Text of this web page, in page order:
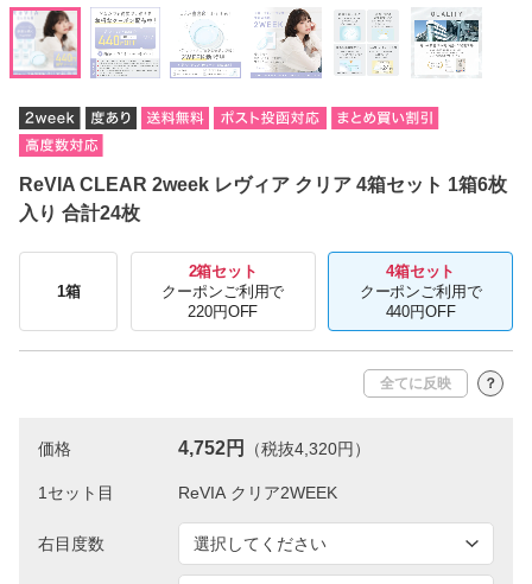
ReVIA CLEAR 2week レヴィア クリア 4箱セット 1箱6枚
入り 合計24枚
1箱
2箱セット
クーポンご利用で
220円OFF
4箱セット
クーポンご利用で
440円OFF
全てに反映 ？
価格 4,752円 （税抜4,320円）
1セット目
右目度数